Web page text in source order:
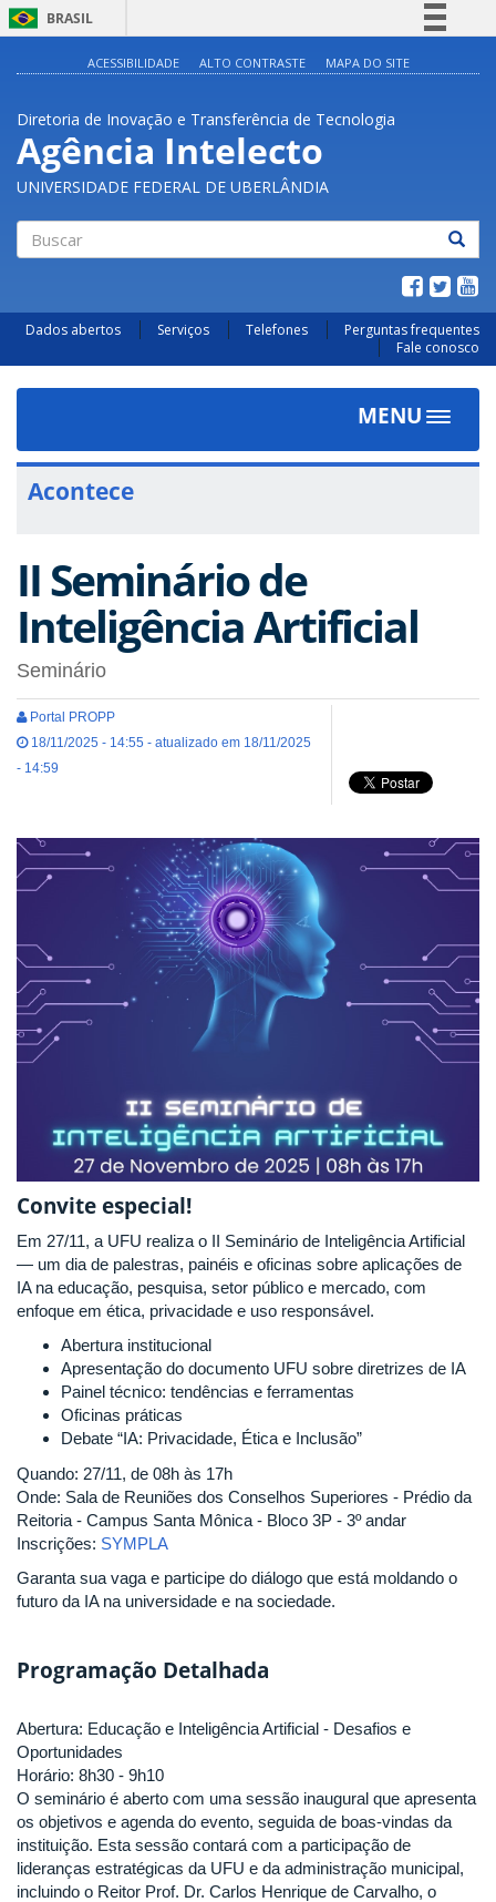
BRASIL
Participe
Acesso à informação
Legislação
Canais
ACESSIBILIDADE ALTO CONTRASTE MAPA DO SITE
Diretoria de Inovação e Transferência de Tecnologia
Agência Intelecto
UNIVERSIDADE FEDERAL DE UBERLÂNDIA
Dados abertos Serviços Telefones
Perguntas frequentes
Fale conosco
MENU
Toggle
Acontece
II Seminário de
Inteligência Artificial
Seminário
Portal PROPP
18/11/2025 - 14:55 - atualizado em 18/11/2025
- 14:59
Convite especial!
Em 27/11, a UFU realiza o II Seminário de Inteligência Artificial
— um dia de palestras, painéis e oficinas sobre aplicações de
IA na educação, pesquisa, setor público e mercado, com
enfoque em ética, privacidade e uso responsável.
Abertura institucional
Apresentação do documento UFU sobre diretrizes de IA
Painel técnico: tendências e ferramentas
Oficinas práticas
Debate “IA: Privacidade, Ética e Inclusão”
Quando: 27/11, de 08h às 17h
Onde: Sala de Reuniões dos Conselhos Superiores - Prédio da
Reitoria - Campus Santa Mônica - Bloco 3P - 3º andar
Inscrições: SYMPLA
Garanta sua vaga e participe do diálogo que está moldando o
futuro da IA na universidade e na sociedade.
Programação Detalhada
Abertura: Educação e Inteligência Artificial - Desafios e
Oportunidades
Horário: 8h30 - 9h10
O seminário é aberto com uma sessão inaugural que apresenta
os objetivos e agenda do evento, seguida de boas-vindas da
instituição. Esta sessão contará com a participação de
lideranças estratégicas da UFU e da administração municipal,
incluindo o Reitor Prof. Dr. Carlos Henrique de Carvalho, o